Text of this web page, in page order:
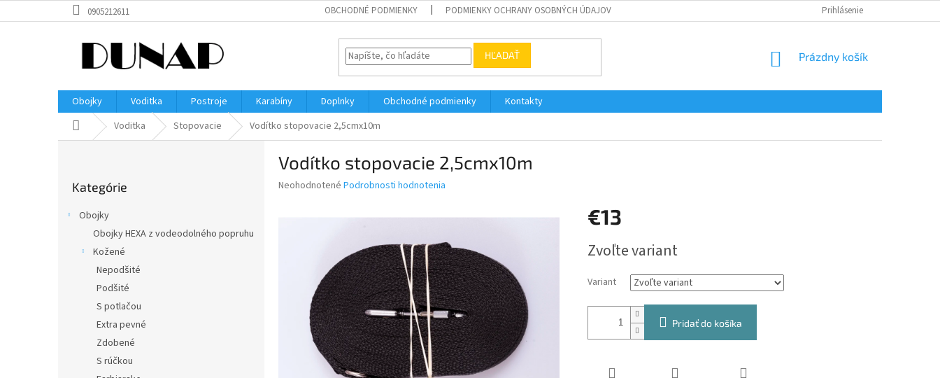
na
0905212611 OBCHODNÉ PODMIENKY PODMIENKY OCHRANY OSOBNÝCH ÚDAJOV Prihlásenie
HĽADAŤ
NÁKUPNÝ
Prázdny košík
Obojky Voditka Postroje Karabíny Doplnky Obchodné podmienky
Kontakty
DomovVoditka Stopovacie Vodítko stopovacie 2,5cmx10m
kategórie
Kategórie
Obojky
Obojky HEXA z vodeodolného popruhu
Kožené
Nepodšité
Podšité
S potlačou
Extra pevné
Zdobené
S rúčkou
Vodítko stopovacie 2,5cmx10m
Priemerné
hviezdičiek.
Neohodnotené Podrobnosti hodnotenia
€13
cena:
Zvoľte variant
Variant
Pridať do košíka